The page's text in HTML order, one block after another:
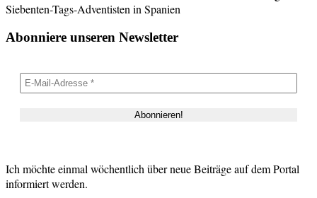
Siebenten-Tags-Adventisten in Spanien
Abonniere unseren Newsletter
Ich möchte einmal wöchentlich über neue Beiträge auf dem Portal
informiert werden.